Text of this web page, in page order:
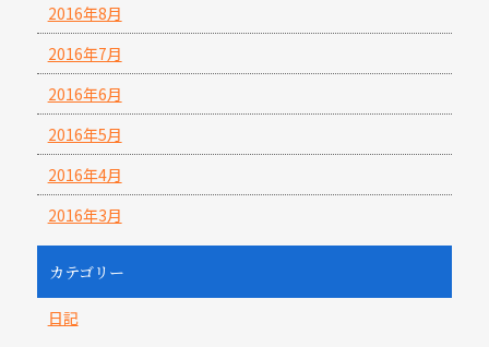
2016年8月
2016年7月
2016年6月
2016年5月
2016年4月
2016年3月
カテゴリー
日記